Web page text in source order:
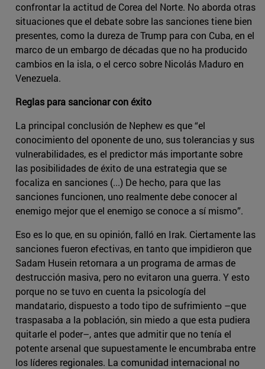
confrontar la actitud de Corea del Norte. No aborda otras
situaciones que el debate sobre las sanciones tiene bien
presentes, como la dureza de Trump para con Cuba, en el
marco de un embargo de décadas que no ha producido
cambios en la isla, o el cerco sobre Nicolás Maduro en
Venezuela.
Reglas para sancionar con éxito
La principal conclusión de Nephew es que “el
conocimiento del oponente de uno, sus tolerancias y sus
vulnerabilidades, es el predictor más importante sobre
las posibilidades de éxito de una estrategia que se
focaliza en sanciones (...) De hecho, para que las
sanciones funcionen, uno realmente debe conocer al
enemigo mejor que el enemigo se conoce a sí mismo”.
Eso es lo que, en su opinión, falló en Irak. Ciertamente las
sanciones fueron efectivas, en tanto que impidieron que
Sadam Husein retornara a un programa de armas de
destrucción masiva, pero no evitaron una guerra. Y esto
porque no se tuvo en cuenta la psicología del
mandatario, dispuesto a todo tipo de sufrimiento –que
traspasaba a la población, sin miedo a que esta pudiera
quitarle el poder–, antes que admitir que no tenía el
potente arsenal que supuestamente le encumbraba entre
los líderes regionales. La comunidad internacional no